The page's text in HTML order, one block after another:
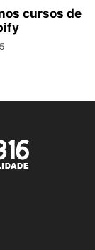
cursos de